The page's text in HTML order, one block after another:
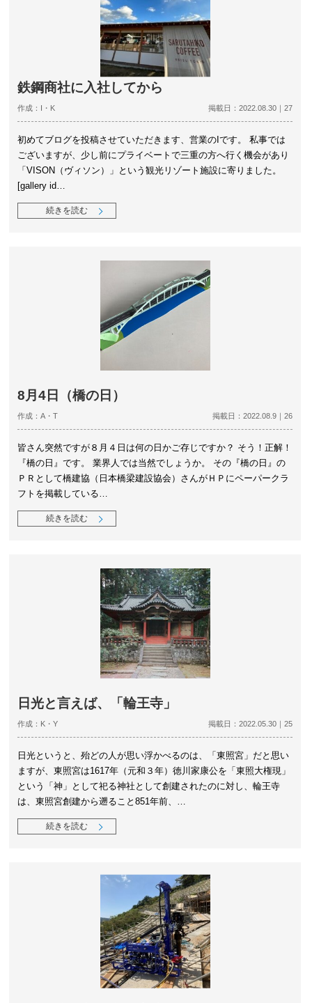
鉄鋼商社に入社してから
作成：I・K 掲載日：2022.08.30｜27
初めてブログを投稿させていただきます、営業のIです。 私事では
ございますが、少し前にプライベートで三重の方へ行く機会があり
「VISON（ヴィソン）」という観光リゾート施設に寄りました。
[gallery id…
続きを読む
8月4日（橋の日）
作成：A・T 掲載日：2022.08.9｜26
皆さん突然ですが８月４日は何の日かご存じですか？ そう！正解！
『橋の日』です。 業界人では当然でしょうか。 その『橋の日』の
ＰＲとして橋建協（日本橋梁建設協会）さんがＨＰにペーパークラ
フトを掲載している…
続きを読む
日光と言えば、「輪王寺」
作成：K・Y 掲載日：2022.05.30｜25
日光というと、殆どの人が思い浮かべるのは、「東照宮」だと思い
ますが、東照宮は1617年（元和３年）徳川家康公を「東照大権現」
という「神」として祀る神社として創建されたのに対し、輪王寺
は、東照宮創建から遡ること851年前、…
続きを読む